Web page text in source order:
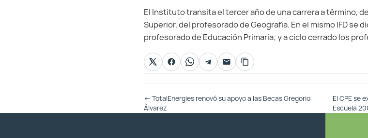
El Instituto transita el tercer año de una carrera a término,
Superior, del profesorado de Geografía. En el mismo IFD se
profesorado de Educación Primaria; y a ciclo cerrado los
Otras
Entradas
← TotalEnergies renovó su apoyo a las Becas Gregorio
Álvarez
El CPE se
Escuela